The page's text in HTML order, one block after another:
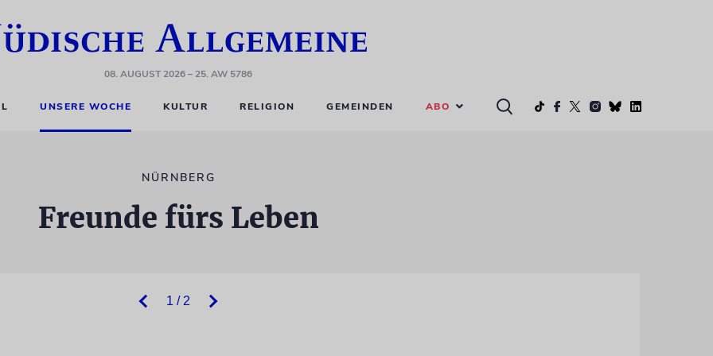
08. AUGUST 2026– 25. AW 5786
UNSERE WOCHE KULTUR RELIGION GEMEINDEN ABO
NÜRNBERG
Freunde fürs Leben
1 / 2